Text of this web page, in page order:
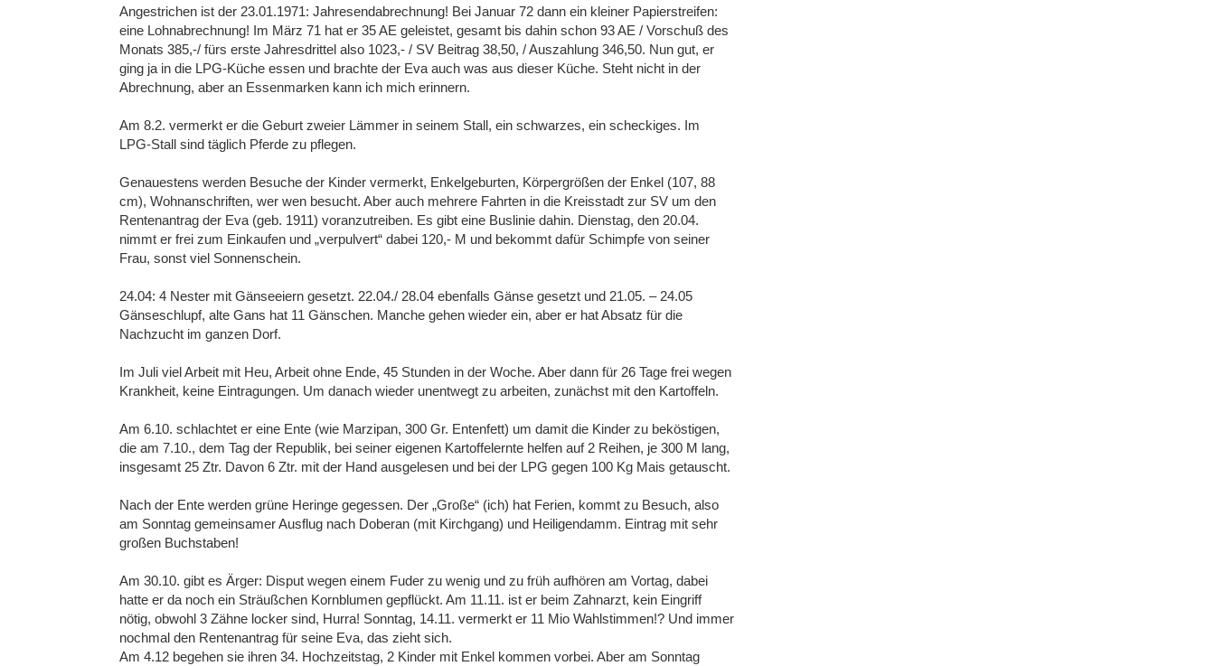
Angestrichen ist der 23.01.1971: Jahresendabrechnung! Bei Januar 72 dann ein kleiner Papierstreifen:
eine Lohnabrechnung! Im März 71 hat er 35 AE geleistet, gesamt bis dahin schon 93 AE / Vorschuß des
Monats 385,-/ fürs erste Jahresdrittel also 1023,- / SV Beitrag 38,50, / Auszahlung 346,50. Nun gut, er
ging ja in die LPG-Küche essen und brachte der Eva auch was aus dieser Küche. Steht nicht in der
Abrechnung, aber an Essenmarken kann ich mich erinnern.
Am 8.2. vermerkt er die Geburt zweier Lämmer in seinem Stall, ein schwarzes, ein scheckiges. Im
LPG-Stall sind täglich Pferde zu pflegen.
Genauestens werden Besuche der Kinder vermerkt, Enkelgeburten, Körpergrößen der Enkel (107, 88
cm), Wohnanschriften, wer wen besucht. Aber auch mehrere Fahrten in die Kreisstadt zur SV um den
Rentenantrag der Eva (geb. 1911) voranzutreiben. Es gibt eine Buslinie dahin. Dienstag, den 20.04.
nimmt er frei zum Einkaufen und „verpulvert“ dabei 120,- M und bekommt dafür Schimpfe von seiner
Frau, sonst viel Sonnenschein.
24.04: 4 Nester mit Gänseeiern gesetzt. 22.04./ 28.04 ebenfalls Gänse gesetzt und 21.05. – 24.05
Gänseschlupf, alte Gans hat 11 Gänschen. Manche gehen wieder ein, aber er hat Absatz für die
Nachzucht im ganzen Dorf.
Im Juli viel Arbeit mit Heu, Arbeit ohne Ende, 45 Stunden in der Woche. Aber dann für 26 Tage frei wegen
Krankheit, keine Eintragungen. Um danach wieder unentwegt zu arbeiten, zunächst mit den Kartoffeln.
Am 6.10. schlachtet er eine Ente (wie Marzipan, 300 Gr. Entenfett) um damit die Kinder zu beköstigen,
die am 7.10., dem Tag der Republik, bei seiner eigenen Kartoffelernte helfen auf 2 Reihen, je 300 M lang,
insgesamt 25 Ztr. Davon 6 Ztr. mit der Hand ausgelesen und bei der LPG gegen 100 Kg Mais getauscht.
Nach der Ente werden grüne Heringe gegessen. Der „Große“ (ich) hat Ferien, kommt zu Besuch, also
am Sonntag gemeinsamer Ausflug nach Doberan (mit Kirchgang) und Heiligendamm. Eintrag mit sehr
großen Buchstaben!
Am 30.10. gibt es Ärger: Disput wegen einem Fuder zu wenig und zu früh aufhören am Vortag, dabei
hatte er da noch ein Sträußchen Kornblumen gepflückt. Am 11.11. ist er beim Zahnarzt, kein Eingriff
nötig, obwohl 3 Zähne locker sind, Hurra! Sonntag, 14.11. vermerkt er 11 Mio Wahlstimmen!? Und immer
nochmal den Rentenantrag für seine Eva, das zieht sich.
Am 4.12 begehen sie ihren 34. Hochzeitstag, 2 Kinder mit Enkel kommen vorbei. Aber am Sonntag